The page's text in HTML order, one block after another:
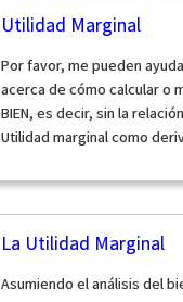
Utilidad Marginal
Por favor, me pueden
acerca de cómo calcular o
BIEN, es decir, sin la
Utilidad marginal como
La Utilidad Marginal
Asumiendo el análisis del